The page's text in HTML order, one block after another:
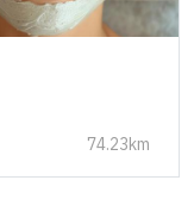
74.23km